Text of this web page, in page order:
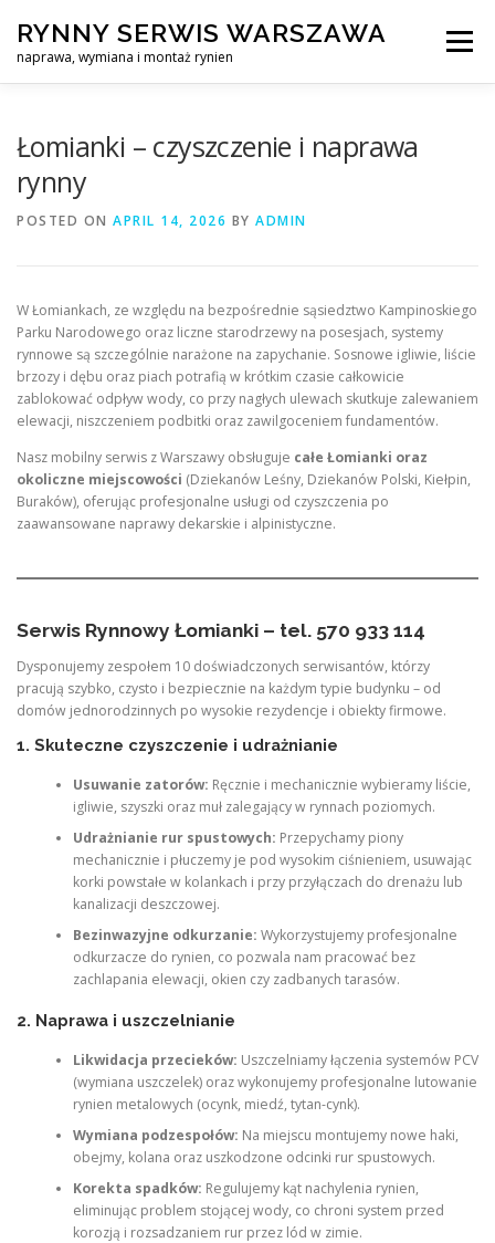
content
RYNNY SERWIS WARSZAWA
naprawa, wymiana i montaż rynien
Menu
Łomianki – czyszczenie i naprawa
rynny
POSTED ON APRIL 14, 2026 BY ADMIN
W Łomiankach, ze względu na bezpośrednie sąsiedztwo Kampinoskiego
Parku Narodowego oraz liczne starodrzewy na posesjach, systemy
rynnowe są szczególnie narażone na zapychanie. Sosnowe igliwie, liście
brzozy i dębu oraz piach potrafią w krótkim czasie całkowicie
zablokować odpływ wody, co przy nagłych ulewach skutkuje zalewaniem
elewacji, niszczeniem podbitki oraz zawilgoceniem fundamentów.
Nasz mobilny serwis z Warszawy obsługuje całe Łomianki oraz
okoliczne miejscowości (Dziekanów Leśny, Dziekanów Polski, Kiełpin,
Buraków), oferując profesjonalne usługi od czyszczenia po
zaawansowane naprawy dekarskie i alpinistyczne.
Serwis Rynnowy Łomianki – tel. 570 933 114
Dysponujemy zespołem 10 doświadczonych serwisantów, którzy
pracują szybko, czysto i bezpiecznie na każdym typie budynku – od
domów jednorodzinnych po wysokie rezydencje i obiekty firmowe.
1. Skuteczne czyszczenie i udrażnianie
Usuwanie zatorów: Ręcznie i mechanicznie wybieramy liście,
igliwie, szyszki oraz muł zalegający w rynnach poziomych.
Udrażnianie rur spustowych: Przepychamy piony
mechanicznie i płuczemy je pod wysokim ciśnieniem, usuwając
korki powstałe w kolankach i przy przyłączach do drenażu lub
kanalizacji deszczowej.
Bezinwazyjne odkurzanie: Wykorzystujemy profesjonalne
odkurzacze do rynien, co pozwala nam pracować bez
zachlapania elewacji, okien czy zadbanych tarasów.
2. Naprawa i uszczelnianie
Likwidacja przecieków: Uszczelniamy łączenia systemów PCV
(wymiana uszczelek) oraz wykonujemy profesjonalne lutowanie
rynien metalowych (ocynk, miedź, tytan-cynk).
Wymiana podzespołów: Na miejscu montujemy nowe haki,
obejmy, kolana oraz uszkodzone odcinki rur spustowych.
Korekta spadków: Regulujemy kąt nachylenia rynien,
eliminując problem stojącej wody, co chroni system przed
korozją i rozsadzaniem rur przez lód w zimie.